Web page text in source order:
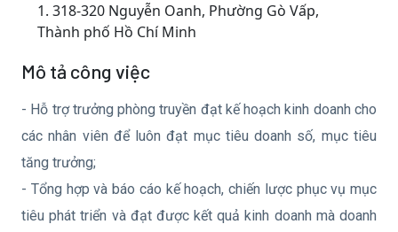
1. 318-320 Nguyễn Oanh, Phường Gò Vấp,
Thành phố Hồ Chí Minh
Mô tả công việc
- Hỗ trợ trưởng phòng truyền đạt kế hoạch kinh doanh cho
các nhân viên để luôn đạt mục tiêu doanh số, mục tiêu
tăng trưởng;
- Tổng hợp và báo cáo kế hoạch, chiến lược phục vụ mục
tiêu phát triển và đạt được kết quả kinh doanh mà doanh